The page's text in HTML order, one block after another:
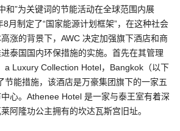
和”为关键词的节能活动在全球范围内展
月制定了“国家能源计划框架”，在这种社会
涨的背景下，AWC 决定加强旗下酒店和商
泰国国内环保措施的实施。首先在其管理
a Luxury Collection Hotel，Bangkok（以下
节能措施，该酒店是万豪集团旗下的一家五
心。Athenee Hotel 是一家与泰王室有着深
阿隆功公主拥有的坎达瓦斯宫旧址。